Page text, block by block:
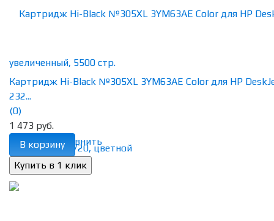
избранное сравнить
Картридж Hi-Black №305XL 3YM63AE Color для HP
232...
(0)
1 473 руб.
В корзину